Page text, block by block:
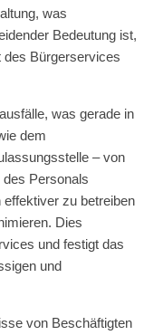
was
Bedeutung ist,
des Bürgerservices
was gerade in
dem
– von
Personals
zu betreiben
Dies
und festigt das
und
von Beschäftigten